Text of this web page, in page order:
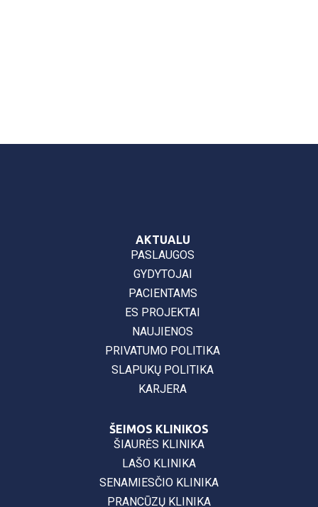
AKTUALU
PASLAUGOS
GYDYTOJAI
PACIENTAMS
ES PROJEKTAI
NAUJIENOS
PRIVATUMO POLITIKA
SLAPUKŲ POLITIKA
KARJERA
ŠEIMOS KLINIKOS
ŠIAURĖS KLINIKA
LAŠO KLINIKA
SENAMIESČIO KLINIKA
PRANCŪZŲ KLINIKA